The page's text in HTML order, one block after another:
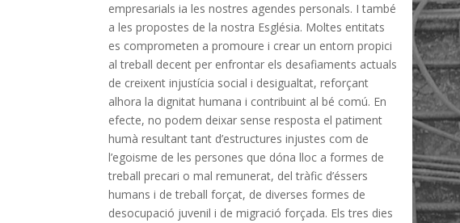
empresarials ia les nostres agendes personals. I també
a les propostes de la nostra Església. Moltes entitats
es comprometen a promoure i crear un entorn propici
al treball decent per enfrontar els desafiaments actuals
de creixent injustícia social i desigualtat, reforçant
alhora la dignitat humana i contribuint al bé comú. En
efecte, no podem deixar sense resposta el patiment
humà resultant tant d’estructures injustes com de
l’egoisme de les persones que dóna lloc a formes de
treball precari o mal remunerat, del tràfic d’éssers
humans i de treball forçat, de diverses formes de
desocupació juvenil i de migració forçada. Els tres dies